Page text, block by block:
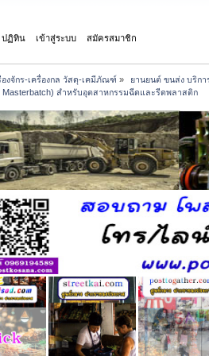
ปฏิทิน เข้าสู่ระบบ สมัครสมาชิก
องจักร-เครื่องกล วัสดุ-เคมีภัณฑ์ »
ยานยนต์ ขนส่ง บริก
สำหรับอุตสาหกรรมฉีดและรีดพลาสติก